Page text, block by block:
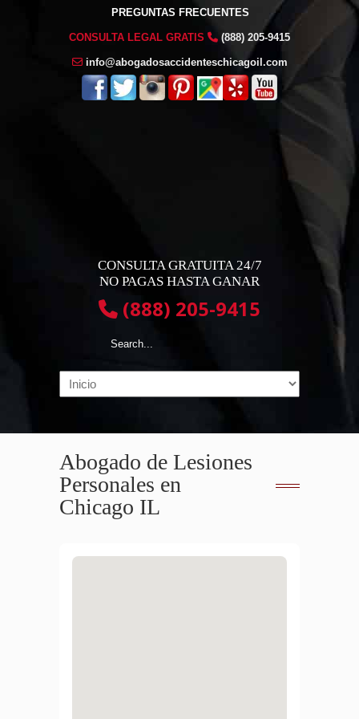
PREGUNTAS FRECUENTES
CONSULTA LEGAL GRATIS (888) 205-9415
info@abogadosaccidenteschicagoil.com
CONSULTA GRATUITA 24/7
NO PAGAS HASTA GANAR
(888) 205-9415
Navigation
Abogado de Lesiones
Personales en
Chicago IL